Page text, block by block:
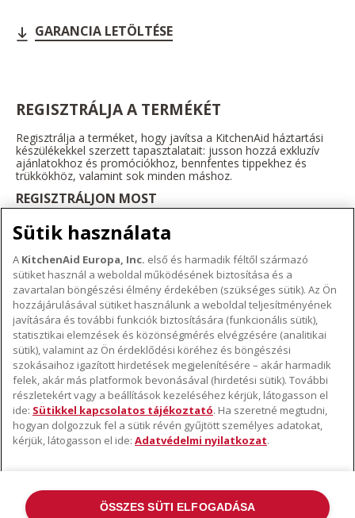
GARANCIA LETÖLTÉSE
REGISZTRÁLJA A TERMÉKÉT
Regisztrálja a terméket, hogy javítsa a KitchenAid háztartási
készülékekkel szerzett tapasztalatait: jusson hozzá exkluzív
ajánlatokhoz és promóciókhoz, bennfentes tippekhez és
trükkökhöz, valamint sok minden máshoz.
REGISZTRÁLJON MOST
A KITCHENAID MÁRKÁRÓL
A márka lényege
A márka története
ODR
TÁMOGATÁS
Hol lehet megvenni
Garancia és dokumentumok
Ügyfélszolgálat
KÖVESSEN BENNÜNKET
Sütik használata
A KitchenAid Europa, Inc. első és harmadik féltől származó
sütiket használ a weboldal működésének biztosítása és a
zavartalan böngészési élmény érdekében (szükséges sütik). Az Ön
hozzájárulásával sütiket használunk a weboldal teljesítményének
javítására és további funkciók biztosítására (funkcionális sütik),
statisztikai elemzések és közönségmérés elvégzésére (analitikai
sütik), valamint az Ön érdeklődési köréhez és böngészési
szokásaihoz igazított hirdetések megjelenítésére – akár harmadik
felek, akár más platformok bevonásával (hirdetési sütik). További
részletekért vagy a beállítások kezeléséhez kérjük, látogasson el
ide: Sütikkel kapcsolatos tájékoztató. Ha szeretné megtudni,
hogyan dolgozzuk fel a sütik révén gyűjtött személyes adatokat,
kérjük, látogasson el ide: Adatvédelmi nyilatkozat.
ÖSSZES SÜTI ELFOGADÁSA